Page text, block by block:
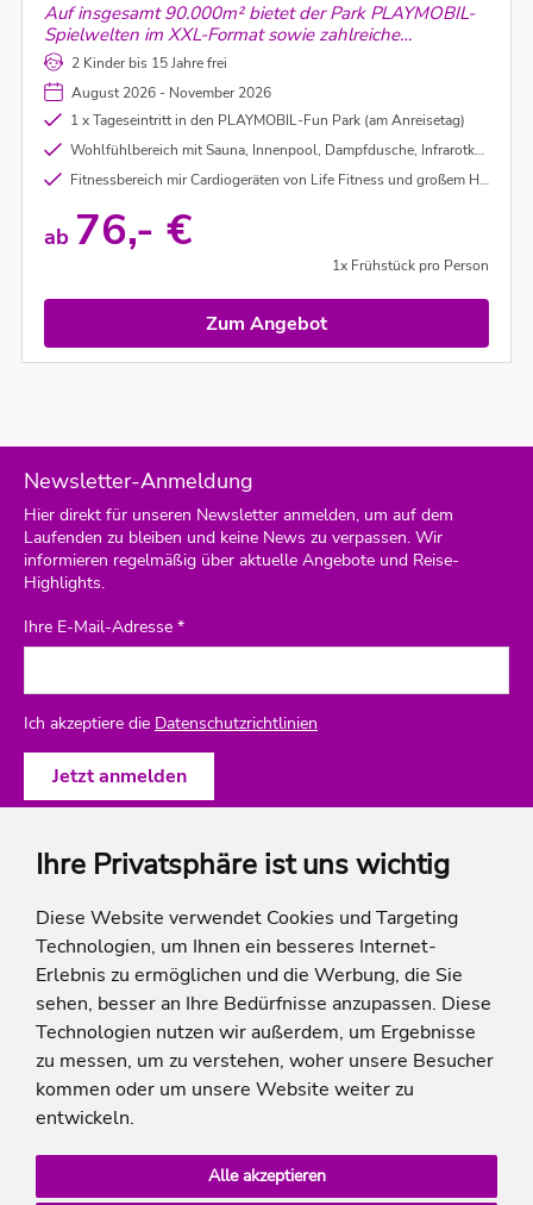
Ihre Privatsphäre ist uns wichtig
Diese Website verwendet Cookies und Targeting
Technologien, um Ihnen ein besseres Internet-
Erlebnis zu ermöglichen und die Werbung, die Sie
sehen, besser an Ihre Bedürfnisse anzupassen. Diese
Technologien nutzen wir außerdem, um Ergebnisse
zu messen, um zu verstehen, woher unsere Besucher
kommen oder um unsere Website weiter zu
entwickeln.
Alle akzeptieren
Auf insgesamt 90.000m² bietet der Park PLAYMOBIL-
Spielwelten im XXL-Format sowie zahlreiche
Aktivspielplätze, Kletter- und Balanciermöglichkeiten.
Es ist seit mehr als 20 Jahren ein beliebtes Ausflugsziel
für Familien mit Kindern.
2 Kinder bis 15 Jahre frei
August 2026 - November 2026
1 x Tageseintritt in den PLAYMOBIL-Fun Park (am Anreisetag)
Wohlfühlbereich mit Sauna, Innenpool, Dampfdusche, Infrarotkabine und medi stream spa - Massageliege
Fitnessbereich mir Cardiogeräten von Life Fitness und großem Hantelrack
ab 76,- €
1x Frühstück pro Person
Zum Angebot
Newsletter-Anmeldung
Hier direkt für unseren Newsletter anmelden, um auf dem
Laufenden zu bleiben und keine News zu verpassen. Wir
informieren regelmäßig über aktuelle Angebote und Reise-
Highlights.
Ihre E-Mail-Adresse *
Ich akzeptiere die Datenschutzrichtlinien
ich-will-familienurlaub
Rechtliches
auf die Summe der Preise der Einzelleistungen.
**Streichpreise beziehen sich auf die ursprünglichen Preise des Reiseveranstalters.